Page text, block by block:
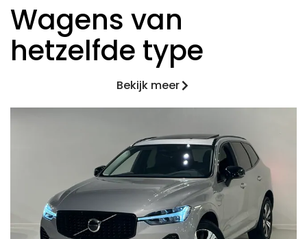
Wagens van
hetzelfde type
Bekijk meer